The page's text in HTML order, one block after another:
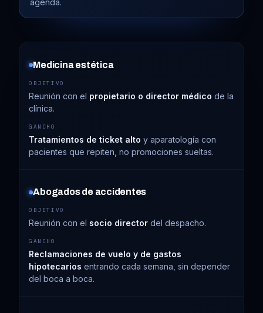
agenda.
Medicina estética
Reunión con el propietario o director médico de la
clínica.
Tratamientos de ticket alto y aparatología con
pacientes que repiten, no promociones sueltas.
Abogados de accidentes
Reunión con el socio director del despacho.
Reclamaciones de vuelo y de gastos
hipotecarios entrando cada semana, sin depender
del boca a boca.